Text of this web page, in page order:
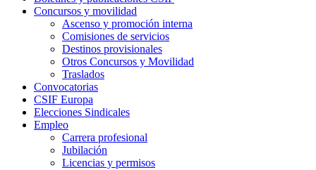
Concursos y movilidad
Ascenso y promoción interna
Comisiones de servicios
Destinos provisionales
Otros Concursos y Movilidad
Traslados
Convocatorias
CSIF Europa
Elecciones Sindicales
Empleo
Carrera profesional
Jubilación
Licencias y permisos